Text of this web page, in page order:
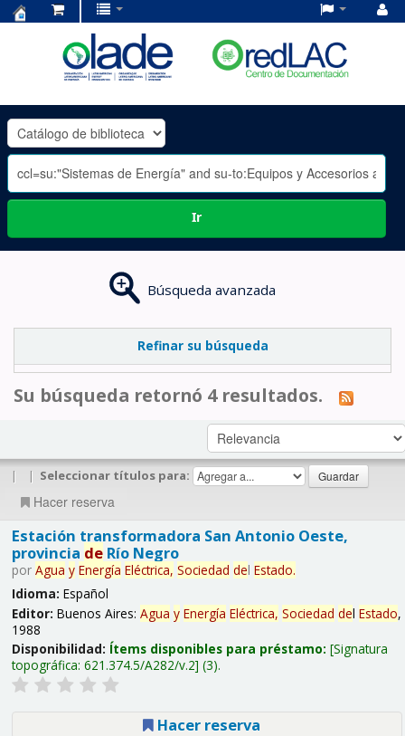
OLADE
-
Ir
Búsqueda avanzada
Refinar su búsqueda
Su búsqueda retornó 4 resultados.
| | Seleccionar títulos para:
Hacer reserva
Estación transformadora San Antonio Oeste,
provincia deRío Negro
por Agua y Energía Eléctrica, Sociedad del Estado.
Idioma: Español
Editor: Buenos Aires: Agua y Energía Eléctrica, Sociedad del Estado,
1988
Disponibilidad: Ítems disponibles para préstamo: Signatura
topográfica: 621.374.5/A282/v.2 (3).
Hacer reserva